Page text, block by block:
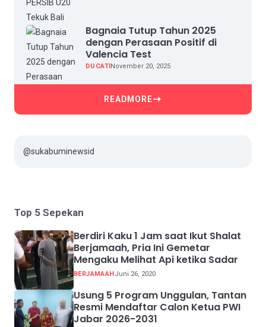
Bagnaia Tutup Tahun 2025
dengan Perasaan Positif di
Valencia Test
DUCATINovember 20, 2025
READMORE
@sukabuminewsid
Top 5 Sepekan
Berdiri Kaku 1 Jam saat Ikut Shalat
Berjamaah, Pria Ini Gemetar
Mengaku Melihat Api ketika Sadar
BERJAMAAHJuni 26, 2020
Usung 5 Program Unggulan, Tantan
Resmi Mendaftar Calon Ketua PWI
Jabar 2026-2031